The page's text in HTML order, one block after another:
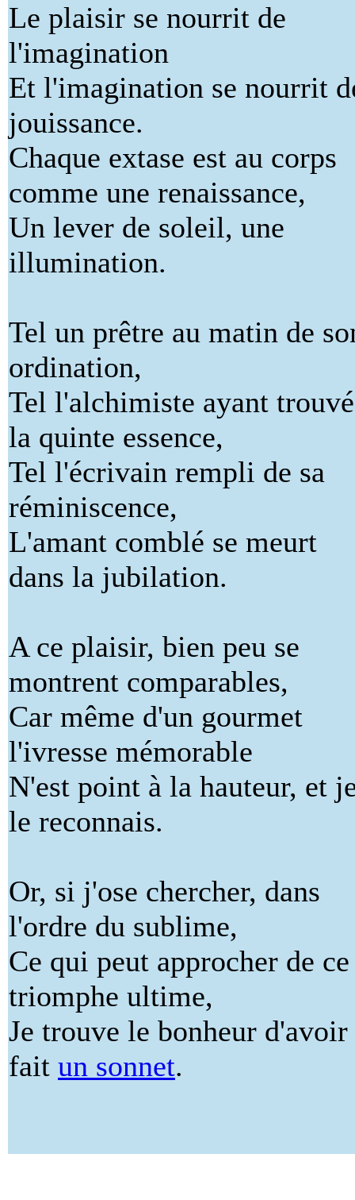
Le plaisir se nourrit de
l'imagination
Et l'imagination se nourrit
jouissance.
Chaque extase est au corps
comme une renaissance,
Un lever de soleil, une
illumination.
Tel un prêtre au matin de
ordination,
Tel l'alchimiste ayant trouvé
la quinte essence,
Tel l'écrivain rempli de sa
réminiscence,
L'amant comblé se meurt
dans la jubilation.
A ce plaisir, bien peu se
montrent comparables,
Car même d'un gourmet
l'ivresse mémorable
N'est point à la hauteur, et
le reconnais.
Or, si j'ose chercher, dans
l'ordre du sublime,
Ce qui peut approcher de ce
triomphe ultime,
Je trouve le bonheur d'avoir
fait un sonnet.